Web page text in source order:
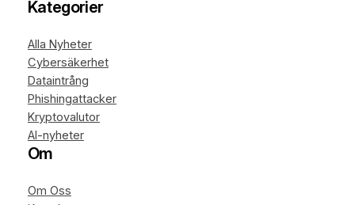
Kategorier
Alla Nyheter
Cybersäkerhet
Dataintrång
Phishingattacker
Kryptovalutor
AI-nyheter
Om
Om Oss